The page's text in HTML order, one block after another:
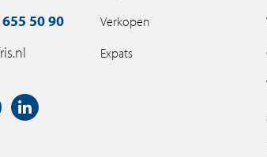
50 90
Verkopen
Expats